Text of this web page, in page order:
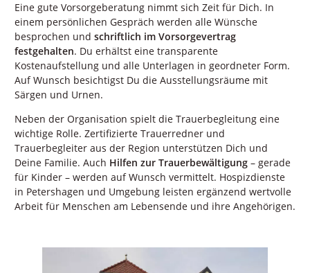
Eine gute Vorsorgeberatung nimmt sich Zeit für Dich. In
einem persönlichen Gespräch werden alle Wünsche
besprochen und schriftlich im Vorsorgevertrag
festgehalten. Du erhältst eine transparente
Kostenaufstellung und alle Unterlagen in geordneter Form.
Auf Wunsch besichtigst Du die Ausstellungsräume mit
Särgen und Urnen.
Neben der Organisation spielt die Trauerbegleitung eine
wichtige Rolle. Zertifizierte Trauerredner und
Trauerbegleiter aus der Region unterstützen Dich und
Deine Familie. Auch Hilfen zur Trauerbewältigung – gerade
für Kinder – werden auf Wunsch vermittelt. Hospizdienste
in Petershagen und Umgebung leisten ergänzend wertvolle
Arbeit für Menschen am Lebensende und ihre Angehörigen.